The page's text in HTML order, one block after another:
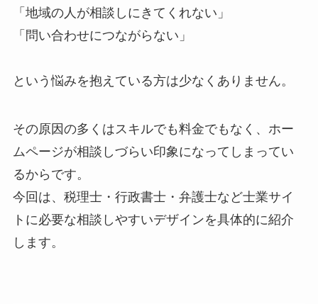
「地域の人が相談しにきてくれない」
「問い合わせにつながらない」
という悩みを抱えている方は少なくありません。
その原因の多くはスキルでも料金でもなく、ホー
ムページが相談しづらい印象になってしまってい
るからです。
今回は、税理士・行政書士・弁護士など士業サイ
トに必要な相談しやすいデザインを具体的に紹介
します。